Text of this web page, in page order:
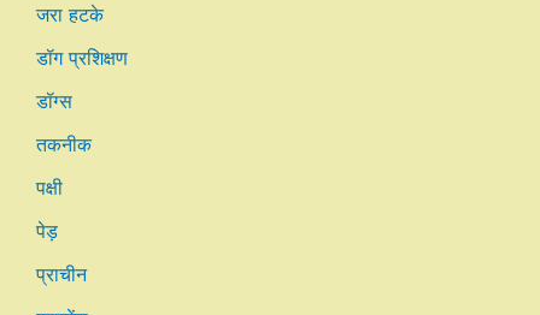
जरा हटके
डॉग प्रशिक्षण
डॉग्स
तकनीक
पक्षी
पेड़
प्राचीन